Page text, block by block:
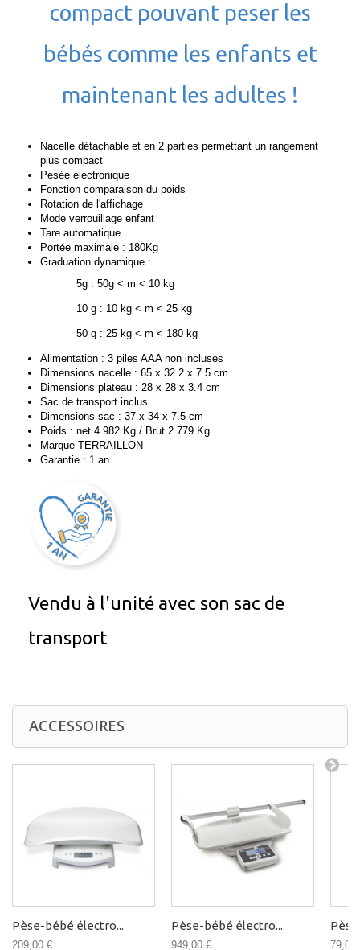
compact pouvant peser les
bébés comme les enfants et
maintenant les adultes !
Nacelle détachable et en 2 parties permettant un rangement
plus compact
Pesée électronique
Fonction comparaison du poids
Rotation de l'affichage
Mode verrouillage enfant
Tare automatique
Portée maximale : 180Kg
Graduation dynamique :
5g : 50g < m < 10 kg
10 g : 10 kg < m < 25 kg
50 g : 25 kg < m < 180 kg
Alimentation : 3 piles AAA non incluses
Dimensions nacelle : 65 x 32.2 x 7.5 cm
Dimensions plateau : 28 x 28 x 3.4 cm
Sac de transport inclus
Dimensions sac : 37 x 34 x 7.5 cm
Poids : net 4.982 Kg / Brut 2.779 Kg
Marque TERRAILLON
Garantie : 1 an
Vendu à l'unité avec son sac de
transport
ACCESSOIRES
Pèse-bébé électro...
209,00 €
Pèse-bébé électro...
949,00 €
79,00